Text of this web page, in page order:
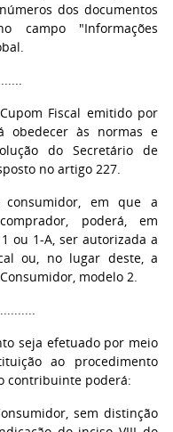
dos documentos
campo "Informações
Fiscal emitido por
obedecer às normas e
do Secretário de
no artigo 227.
em que a
poderá, em
ou 1-A, ser autorizada a
ou, no lugar deste, a
modelo 2.
seja efetuado por meio
ao procedimento
contribuinte poderá:
sem distinção